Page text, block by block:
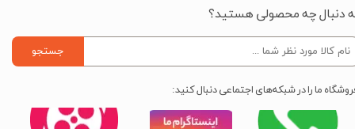
دنبال چه محصولی هستید؟
جستجو
ما را در شبکه‌های اجتماعی دنبال کنید: